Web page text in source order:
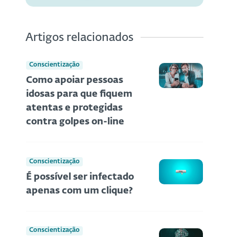
Artigos relacionados
Conscientização
Como apoiar pessoas
idosas para que fiquem
atentas e protegidas
contra golpes on-line
Conscientização
É possível ser infectado
apenas com um clique?
Conscientização